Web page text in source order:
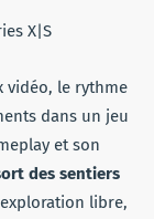
X|S
vidéo, le rythme
dans un jeu
et son
des sentiers
libre,